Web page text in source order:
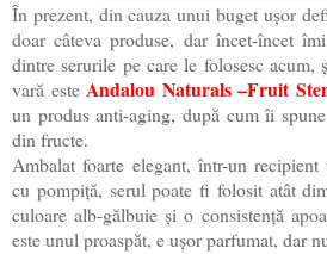
În prezent, din cauza unui buget ușor
doar câteva produse, dar încet-încet
dintre serurile pe care le folosesc
vară este Andalou Naturals –Fruit
un produs anti-aging, după cum îi
din fructe.
Ambalat foarte elegant, într-un recipient
cu pompiță, serul poate fi folosit atât
culoare alb-gălbuie și o consistență
este unul proaspăt, e ușor parfumat, dar